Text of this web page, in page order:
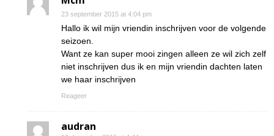
23 september 2015 at 4:04 pm
Hallo ik wil mijn vriendin inschrijven voor de volgende
seizoen.
Want ze kan super mooi zingen alleen ze wil zich zelf
niet inschrijven dus ik en mijn vriendin dachten laten
we haar inschrijven
Reageer
audran